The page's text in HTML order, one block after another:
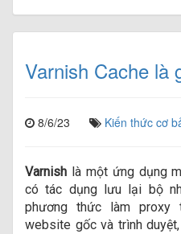
Varnish Cache là
8/6/23 Kiến thức cơ
Varnish là một ứng dụng
có tác dụng lưu lại bộ
phương thức làm proxy
website gốc và trình